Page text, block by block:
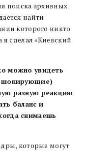
поиска архивных
найти
которого никто
я сделал «Киевский
можно увидеть
шокирующие)
разную реакцию
баланс и
снимаешь
которые могут